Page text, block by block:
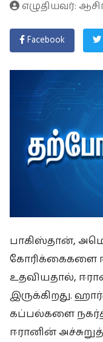
எழுதியவர்:
Facebook
பாகிஸ்தான்,
கோரிக்கைகளை
உதவியதால்,
இருக்கிறது.
கப்பல்களை
ஈரானின்